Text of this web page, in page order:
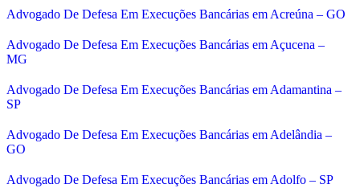
Advogado De Defesa Em Execuções Bancárias em Acreúna – GO
Advogado De Defesa Em Execuções Bancárias em Açucena –
MG
Advogado De Defesa Em Execuções Bancárias em Adamantina –
SP
Advogado De Defesa Em Execuções Bancárias em Adelândia –
GO
Advogado De Defesa Em Execuções Bancárias em Adolfo – SP